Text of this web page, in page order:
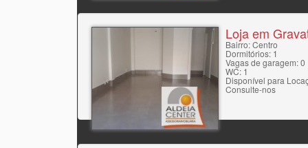
Loja em
Bairro: Centro
Dormitórios: 1
Vagas de garagem: 0
WC: 1
Disponível para
Consulte-nos